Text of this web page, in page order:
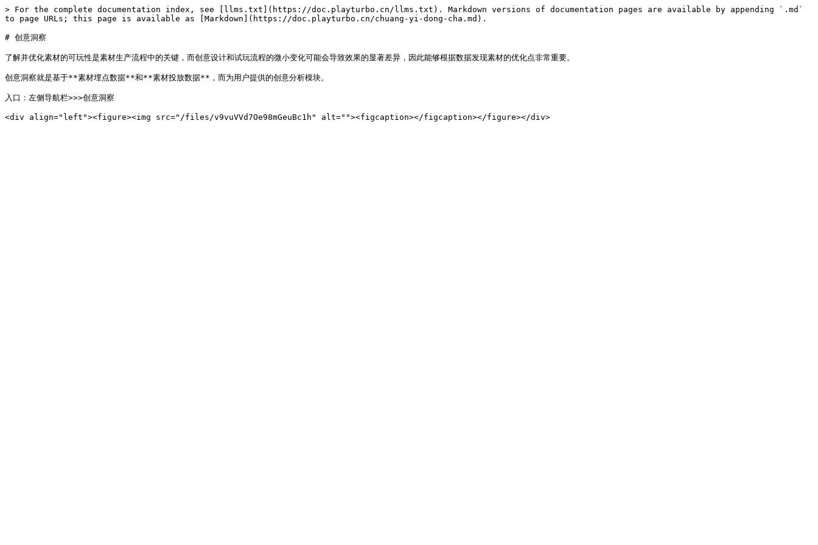
> For the complete documentation index, see [llms.txt](https://doc.playturbo.cn/llms.txt). Markdown versions of documentation pages are available by appending `.md`
to page URLs; this page is available as [Markdown](https://doc.playturbo.cn/chuang-yi-dong-cha.md).
# 创意洞察
了解并优化素材的可玩性是素材生产流程中的关键，而创意设计和试玩流程的微小变化可能会导致效果的显著差异，因此能够根据数据发现素材的优化点非常重要。
创意洞察就是基于**素材埋点数据**和**素材投放数据**，而为用户提供的创意分析模块。
入口：左侧导航栏>>>创意洞察